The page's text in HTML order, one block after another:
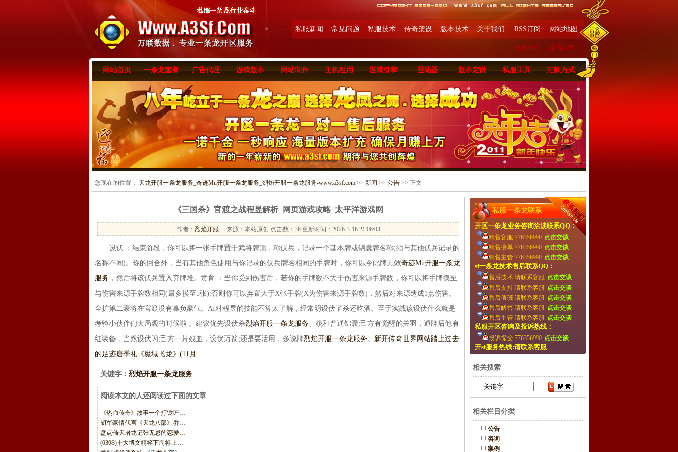
私服新闻 常见问题 私服技术 传奇架设 版本技术 关于我们 RSS订阅 网站地图
收藏本站 设为首页
网站首页 一条龙套餐 广告代理 游戏版本 网站制作 主机租用 游戏引擎 登陆器 版本定做 私服工具 汇款方式
您现在的位置： 天龙开服一条龙服务_奇迹Mu开服一条龙服务_烈焰开服一条龙服务-www.a3sf.com >> 新闻 >> 公告 >> 正文
《三国杀》官渡之战程昱解析_网页游戏攻略_太平洋游戏网
作者： 烈焰开服… 来源：本站原创 点击数： 36 更新时间：2026-3-16 21:06:03
设伏 ：结束阶段，你可以将一张手牌置于武将牌顶，称伏兵，记录一个基本牌或锦囊牌名称(须与其他伏兵记录的
名称不同)。你的回合外，当有其他角色使用与你记录的伏兵牌名相同的手牌时，你可以令此牌无效奇迹Mu开服一条龙
服务 ，然后将该伏兵置入弃牌堆。贲育 ：当你受到伤害后，若你的手牌数不大于伤害来源手牌数，你可以将手牌摸至
与伤害来源手牌数相同(最多摸至5张);否则你可以弃置大于X张手牌(X为伤害来源手牌数)，然后对来源造成1点伤害。
全扩第二豪将在官渡没有辜负豪气。AI对程昱的技能不算太了解，经常明设伏了杀还吃酒。至于实战该设伏什么就是
考验小伙伴们大局观的时候啦 。建议优先设伏杀烈焰开服一条龙服务、桃和普通锦囊;己方有觉醒的关羽，通牌后他有
红装备，当然设伏闪;己方一片残血，设伏万箭;还是要活用，多说牌烈焰开服一条龙服务。 新开传奇世界网站踏上过去
的足迹唐季礼《魔域飞龙》(11月
关键字： 烈焰开服一条龙服务
阅读本文的人还阅读过下面的文章
《热血传奇》故事一个打铁匠…
胡军豪情代言《天龙八部》乔…
盘点倚天屠龙记张无忌的恋爱…
(0308)十大博文精粹下周将上…
私服一条龙联系
开区一条龙业务咨询洽淡联系QQ：
销售客服:776356990 点击交谈
销售接单:776356990 点击交谈
销售主管:776356990 点击交谈
sf一条龙技术售后联系QQ：
售后技术:请联系客服 点击交谈
售后支持:请联系客服 点击交谈
售后值班:请联系客服 点击交谈
售后解答:请联系客服 点击交谈
售后主管:请联系客服 点击交谈
私服开区咨询及投诉热线：
投诉提交:776356990 点击交谈
开sf服务热线:请联系客服
相关搜索
相关栏目分类
公告
咨询
案例